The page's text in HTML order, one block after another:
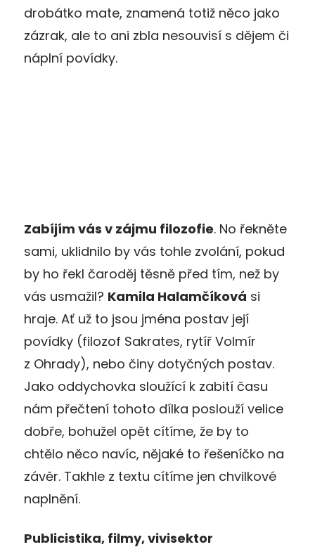
drobátko mate, znamená totiž něco jako
zázrak, ale to ani zbla nesouvisí s dějem či
náplní povídky.
Zabíjím vás v zájmu filozofie. No řekněte
sami, uklidnilo by vás tohle zvolání, pokud
by ho řekl čaroděj těsně před tím, než by
vás usmažil? Kamila Halamčíková si
hraje. Ať už to jsou jména postav její
povídky (filozof Sakrates, rytíř Volmír
z Ohrady), nebo činy dotyčných postav.
Jako oddychovka sloužící k zabití času
nám přečtení tohoto dílka poslouží velice
dobře, bohužel opět cítíme, že by to
chtělo něco navíc, nějaké to řešeníčko na
závěr. Takhle z textu cítíme jen chvilkové
naplnění.
Publicistika, filmy, vivisektor